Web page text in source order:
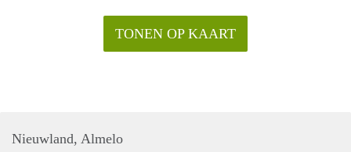
TONEN OP KAART
Nieuwland, Almelo